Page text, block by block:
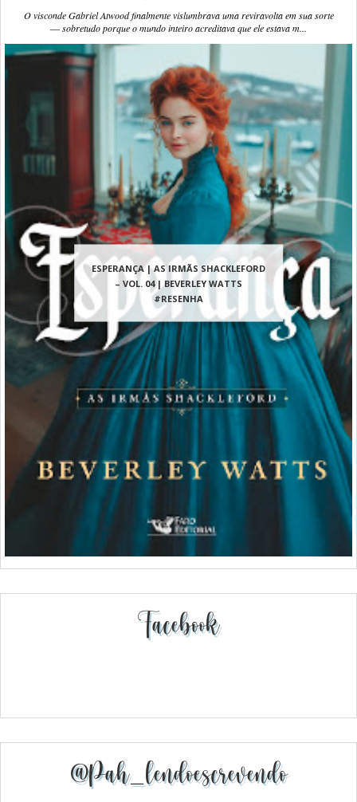
ESPERANÇA | AS IRMÃS SHACKLEFORD
– VOL. 04 | BEVERLEY WATTS
#RESENHA
O visconde Gabriel Atwood finalmente vislumbrava uma reviravolta em sua sorte
― sobretudo porque o mundo inteiro acreditava que ele estava m...
Facebook
@pah_lendoescrevendo